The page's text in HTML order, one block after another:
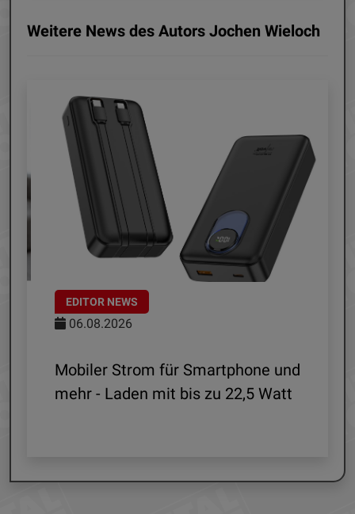
Weitere News des Autors Jochen Wieloch
EDITOR NEWS
06.08.2026
Mobiler Strom für Smartphone und
mehr - Laden mit bis zu 22,5 Watt